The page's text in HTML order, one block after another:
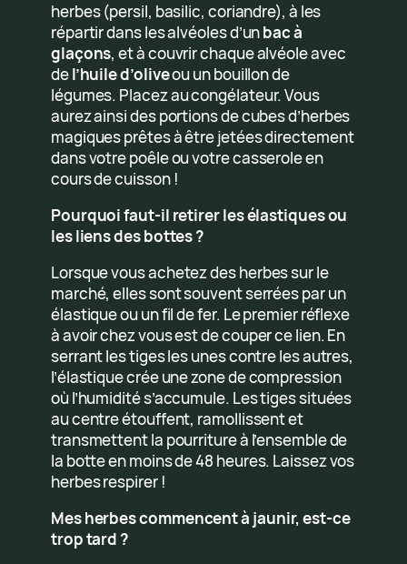
herbes (persil, basilic, coriandre), à les
répartir dans les alvéoles d’unbac à
glaçons, et à couvrir chaque alvéole avec
del’huile d’oliveou un bouillon de
légumes. Placez au congélateur. Vous
aurez ainsi des portions de cubes d’herbes
magiques prêtes à être jetées directement
dans votre poêle ou votre casserole en
cours de cuisson !
Pourquoi faut-il retirer les élastiques ou
les liens des bottes ?
Lorsque vous achetez des herbes sur le
marché, elles sont souvent serrées par un
élastique ou un fil de fer. Le premier réflexe
à avoir chez vous est de couper ce lien. En
serrant les tiges les unes contre les autres,
l’élastique crée une zone de compression
où l’humidité s’accumule. Les tiges situées
au centre étouffent, ramollissent et
transmettent la pourriture à l’ensemble de
la botte en moins de 48 heures. Laissez vos
herbes respirer !
Mes herbes commencent à jaunir, est-ce
trop tard ?